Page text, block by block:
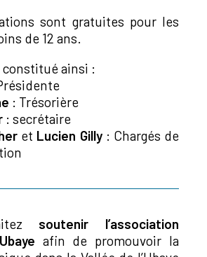
sont gratuites pour les
de 12 ans.
ainsi :
: Trésorière
: secrétaire
et Lucien Gilly: Chargés de
soutenir l’association
afin de promouvoir la